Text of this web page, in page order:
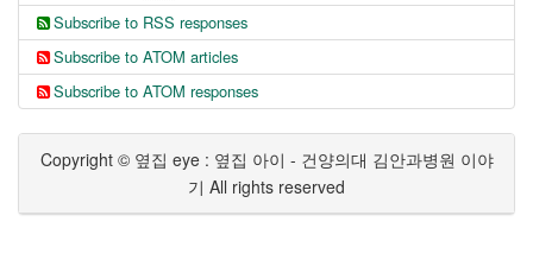
Subscribe to RSS responses
Subscribe to ATOM articles
Subscribe to ATOM responses
Copyright © 옆집 eye : 옆집 아이 - 건양의대 김안과병원 이야
기 All rights reserved